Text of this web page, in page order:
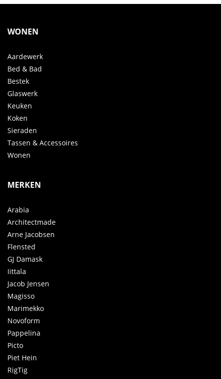
WONEN
Aardewerk
Bed & Bad
Bestek
Glaswerk
Keuken
Koken
Sieraden
Tassen & Accessoires
Wonen
MERKEN
Arabia
Architectmade
Arne Jacobsen
Flensted
GJ Damask
Iittala
Jacob Jensen
Magisso
Marimekko
Novoform
Pappelina
Picto
Piet Hein
RigTig